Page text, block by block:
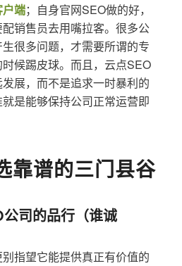
端；自身官网SEO做的好，
销售员去用嘴拉客。很多公
很多问题，才需要所谓的专
候踢皮球。而且，云点SEO
展，而不是追求一时暴利的
是能够保持公司正常运营即
靠谱的三门县谷
司的品行（谁诚
指望它能提供真正有价值的